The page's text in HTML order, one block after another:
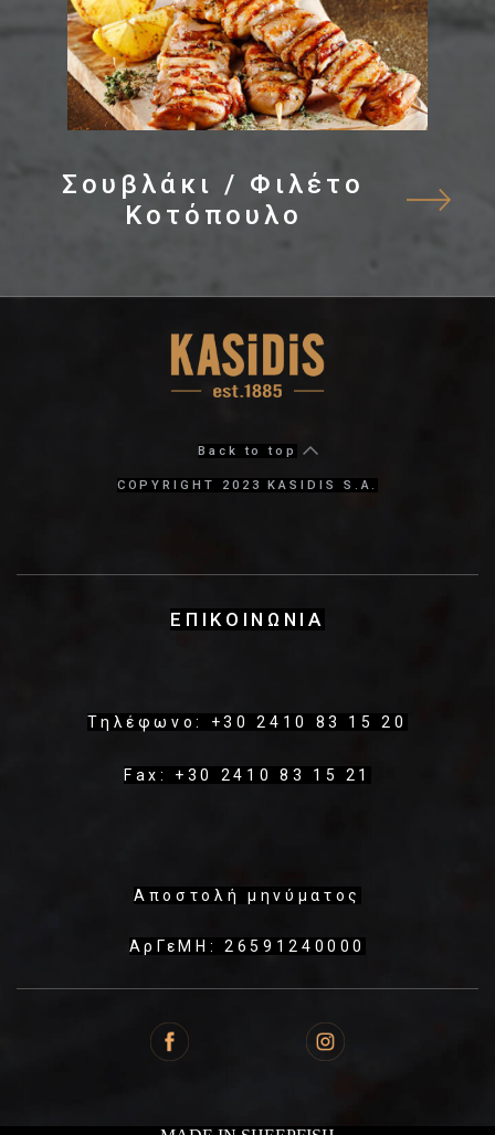
Σουβλάκι / Φιλέτο
Κοτόπουλο
Back to top
COPYRIGHT 2023 KASIDIS S.A.
ΕΠΙΚΟΙΝΩΝΙΑ
Τηλέφωνο: +30 2410 83 15 20
Fax: +30 2410 83 15 21
Αποστολή μηνύματος
ΑρΓεΜΗ: 26591240000